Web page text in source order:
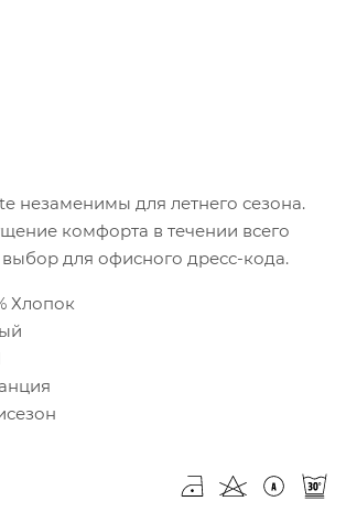
незаменимы для летнего сезона.
комфорта в течении всего
для офисного дресс-кода.
Хлопок